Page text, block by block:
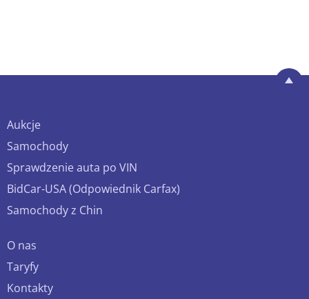
Aukcje
Samochody
Sprawdzenie auta po VIN
BidCar-USA (Odpowiednik Carfax)
Samochody z Chin
O nas
Taryfy
Kontakty